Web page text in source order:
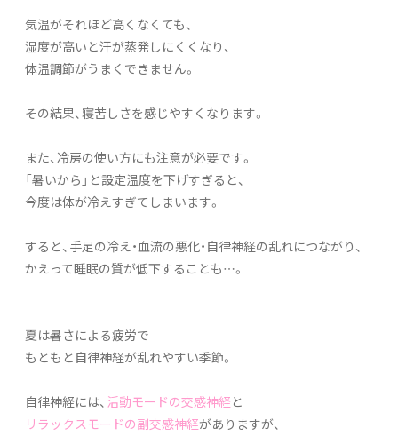
気温がそれほど高くなくても、
湿度が高いと汗が蒸発しにくくなり、
体温調節がうまくできません。
その結果、寝苦しさを感じやすくなります。
また、冷房の使い方にも注意が必要です。
「暑いから」と設定温度を下げすぎると、
今度は体が冷えすぎてしまいます。
すると、手足の冷え・血流の悪化・自律神経の乱れにつながり、
かえって睡眠の質が低下することも…。
夏は暑さによる疲労で
もともと自律神経が乱れやすい季節。
自律神経には、 活動モードの交感神経 と
リラックスモードの副交感神経がありますが、